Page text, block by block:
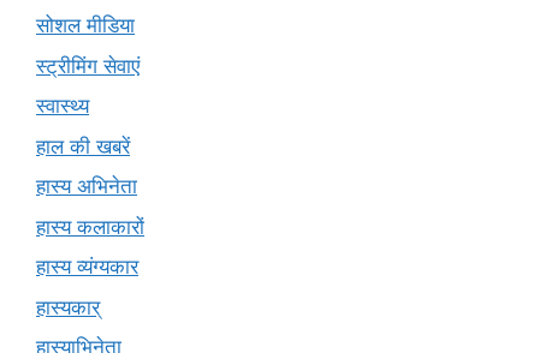
सोशल मीडिया
स्ट्रीमिंग सेवाएं
स्वास्थ्य
हाल की खबरें
हास्य अभिनेता
हास्य कलाकारों
हास्य व्यंग्यकार
हास्यकार्
हास्याभिनेता